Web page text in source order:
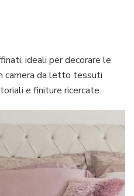
ideali per decorare le
camera da letto tessuti
e finiture ricercate.